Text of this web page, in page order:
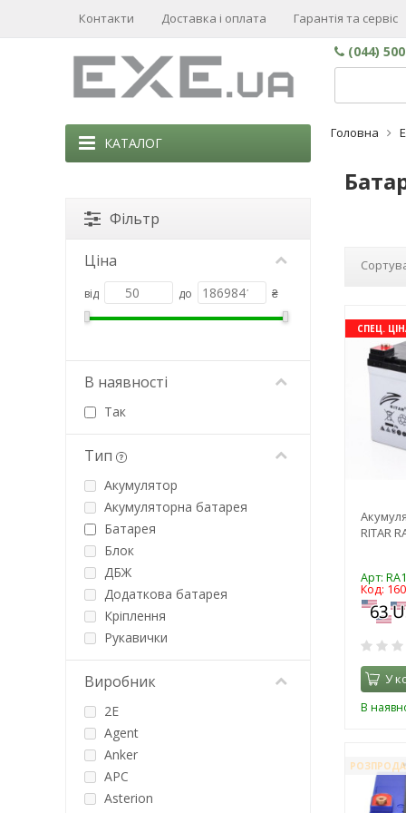
Контакти Доставка і оплата Гарантія та сервіс
(044)
КАТАЛОГ
Головна
СПЕЦ.
RITAR
Арт:
Код:
У
В
Фільтр
Ціна
від до ₴
В наявності
Так
Тип
Акумулятор
Акумуляторна батарея
Батарея
Блок
ДБЖ
Додаткова батарея
Кріплення
Рукавички
Виробник
2E
Agent
Anker
APC
Asterion